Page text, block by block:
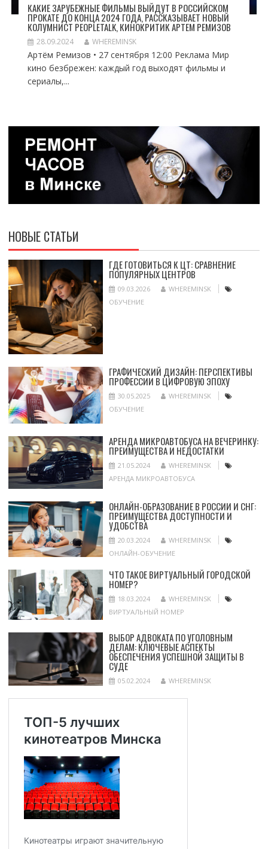
КАКИЕ ЗАРУБЕЖНЫЕ ФИЛЬМЫ ВЫЙДУТ В РОССИЙСКОМ
ПРОКАТЕ ДО КОНЦА 2024 ГОДА, РАССКАЗЫВАЕТ НОВЫЙ
КОЛУМНИСТ PEOPLETALK, КИНОКРИТИК АРТЕМ РЕМИЗОВ
28.09.2024 WHEREMINSK
Артём Ремизов • 27 сентября 12:00 Реклама Мир
кино безбрежен: каждый год выходят фильмы и
сериалы,...
НОВЫЕ СТАТЬИ
ГДЕ ГОТОВИТЬСЯ К ЦТ: СРАВНЕНИЕ
ПОПУЛЯРНЫХ ЦЕНТРОВ
09.03.2026
WHEREMINSK
ОБУЧЕНИЕ
ГРАФИЧЕСКИЙ ДИЗАЙН: ПЕРСПЕКТИВЫ
ПРОФЕССИИ В ЦИФРОВУЮ ЭПОХУ
30.05.2025
WHEREMINSK
ОБУЧЕНИЕ
АРЕНДА МИКРОАВТОБУСА НА ВЕЧЕРИНКУ:
ПРЕИМУЩЕСТВА И НЕДОСТАТКИ
21.05.2024
WHEREMINSK
АРЕНДА МИКРОАВТОБУСА
ОНЛАЙН-ОБРАЗОВАНИЕ В РОССИИ И СНГ:
ПРЕИМУЩЕСТВА ДОСТУПНОСТИ И
УДОБСТВА
20.03.2024
WHEREMINSK
ОНЛАЙН-ОБУЧЕНИЕ
ЧТО ТАКОЕ ВИРТУАЛЬНЫЙ ГОРОДСКОЙ
НОМЕР?
18.03.2024
WHEREMINSK
ВИРТУАЛЬНЫЙ НОМЕР
ВЫБОР АДВОКАТА ПО УГОЛОВНЫМ
ДЕЛАМ: КЛЮЧЕВЫЕ АСПЕКТЫ
ОБЕСПЕЧЕНИЯ УСПЕШНОЙ ЗАЩИТЫ В
СУДЕ
05.02.2024 WHEREMINSK